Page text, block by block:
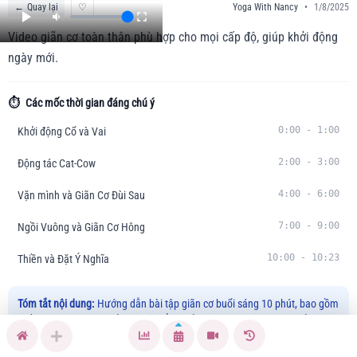
← Quay lại ♡ Yoga With Nancy • 1/8/2025
Video giãn cơ toàn thân phù hợp cho mọi cấp độ, giúp khởi động
ngày mới.
⏱️ Các mốc thời gian đáng chú ý
Khởi động Cổ và Vai 0:00 - 1:00
Động tác Cat-Cow 2:00 - 3:00
Vặn mình và Giãn Cơ Đùi Sau 4:00 - 6:00
Ngồi Vuông và Giãn Cơ Hông 7:00 - 9:00
Thiền và Đặt Ý Nghĩa 10:00 - 10:23
Tóm tắt nội dung: Hướng dẫn bài tập giãn cơ buổi sáng 10 phút, bao gồm
nhiều động tác giúp giảm căng thẳng, cải thiện độ linh hoạt và khởi động
cơ thể cho một ngày mới tràn đầy năng lượng.